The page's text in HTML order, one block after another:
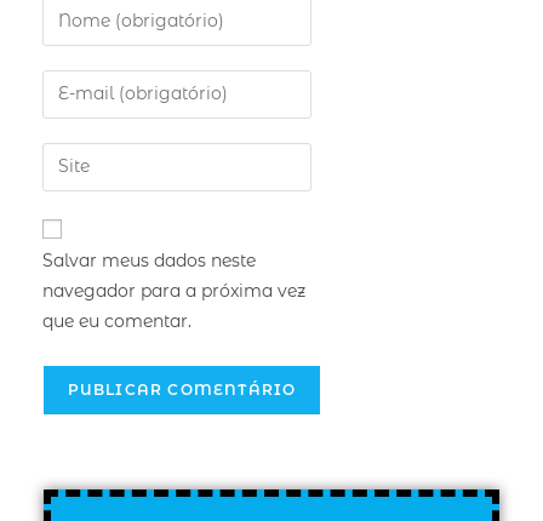
Salvar meus dados neste
navegador para a próxima vez
que eu comentar.